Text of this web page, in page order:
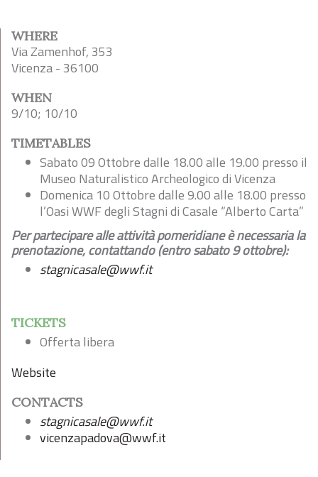
WHERE
Via Zamenhof, 353
Vicenza - 36100
WHEN
9/10; 10/10
TIMETABLES
Sabato 09 Ottobredalle 18.00 alle 19.00 presso il
Museo Naturalistico Archeologico di Vicenza
Domenica 10 Ottobre dalle 9.00 alle 18.00 presso
l’Oasi WWF degli Stagni di Casale “Alberto Carta”
Per partecipare alle attività pomeridiane è necessaria la
prenotazione, contattando (entro sabato 9 ottobre):
stagnicasale@wwf.it
TICKETS
Offerta libera
Website
CONTACTS
stagnicasale@wwf.it
vicenzapadova@wwf.it